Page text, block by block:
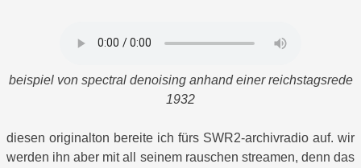
beispiel von spectral denoising anhand einer reichstagsrede
1932
diesen originalton bereite ich fürs SWR2-archivradio auf. wir
werden ihn aber mit all seinem rauschen streamen, denn das